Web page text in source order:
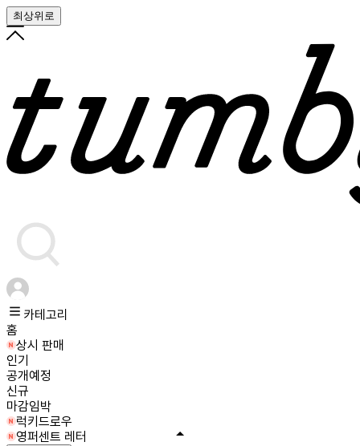
최상위로
카테고리
홈
상시 판매
인기
공개예정
신규
마감임박
럭키드로우
영퍼센트 레터